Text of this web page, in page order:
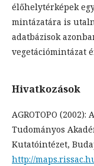
élőhelytérképek
mintázatára is
adatbázisok
vegetációmintázat
Hivatkozások
AGROTOPO
Tudományos
Kutatóintézet,
http://